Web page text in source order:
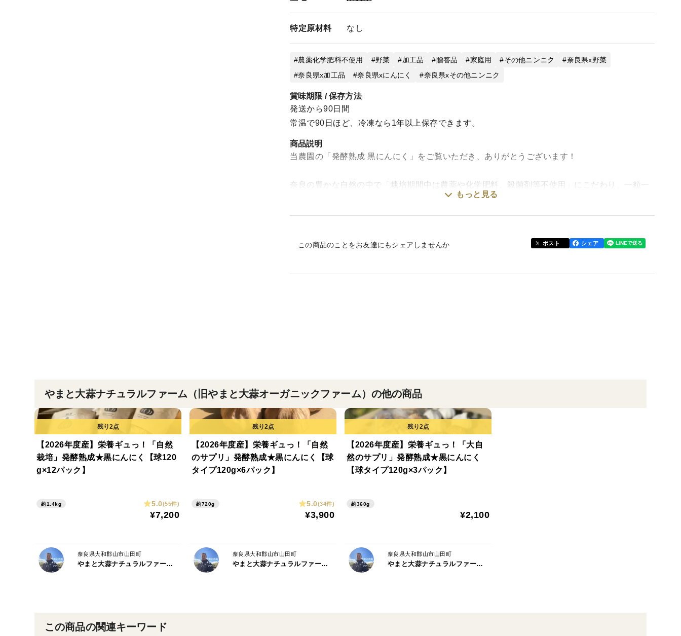
特定原材料 なし
農薬化学肥料不使用 野菜 加工品 贈答品 家庭用 その他ニンニク
奈良県x野菜
奈良県x加工品
奈良県xにんにく 奈良県xその他ニンニク
賞味期限 / 保存方法
発送から90日間
常温で90日ほど、冷凍なら1年以上保存できます。
商品説明
当農園の「発酵熟成 黒にんにく」をご覧いただき、ありがとうございます！
奈良の豊かな自然の中で「栽培期間中は農薬や化学肥料、殺菌剤等不使用」にこだわり、一粒一
粒愛情を込めて育てた自慢のにんにくを、じっくりと時間をかけて自家発酵・熟成させました。
です。
【1】栽培期間中は農薬や化学肥料、殺菌剤等は一切不使用！自然に優しい土づくり
お客様の健やかな毎日のため、そして豊かな自然環境を守るため、化学肥料・農薬や除草剤、殺
菌剤は一切使用しておりません。自家製の納豆菌と米ぬかで作った特製肥料や自然由来の有機質
肥料を使い、微生物が活発に働く生きた土壌で育てています。
にんにくに雑味のないクリアで力強い生命力を与えています。
もっと見る
この商品のことをお友達にもシェアしませんか ポスト シェア
やまと大蒜ナチュラルファーム（旧やまと大蒜オーガニックファーム）の他の商品
【2026年度産】栄養ギュっ！「自然
栽培」発酵熟成★黒にんにく【球120
g×12パック】
約1.4kg 5.0(55件)
¥7,200
奈良県大和郡山市山田町
やまと大蒜ナチュラルファーム（旧やまと大蒜オーガニックファーム）
【2026年度産】栄養ギュっ！「自然
のサプリ」発酵熟成★黒にんにく【球
タイプ120g×6パック】
約720g 5.0(34件)
¥3,900
奈良県大和郡山市山田町
やまと大蒜ナチュラルファーム（旧やまと大蒜オーガニックファーム）
【2026年度産】栄養ギュっ！「大自
然のサプリ」発酵熟成★黒にんにく
【球タイプ120g×3パック】
約360g
¥2,100
奈良県大和郡山市山田町
やまと大蒜ナチュラルファーム（旧やまと大蒜オーガニックファーム）
この商品の関連キーワード